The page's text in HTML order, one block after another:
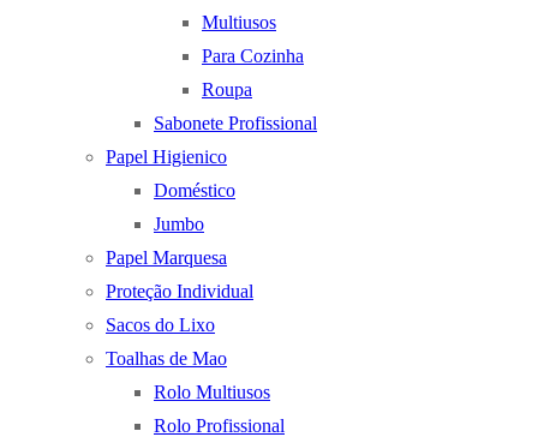
Multiusos
Para Cozinha
Roupa
Sabonete Profissional
Papel Higienico
Doméstico
Jumbo
Papel Marquesa
Proteção Individual
Sacos do Lixo
Toalhas de Mao
Rolo Multiusos
Rolo Profissional